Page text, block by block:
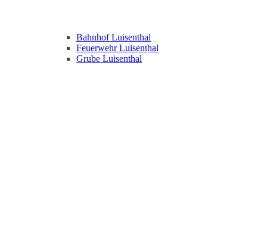
Bahnhof Luisenthal
Feuerwehr Luisenthal
Grube Luisenthal